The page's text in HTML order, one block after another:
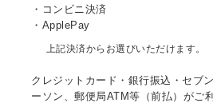
・コンビニ決済
・ApplePay
上記決済からお選びいただけます。
クレジットカード・銀行振込・セブ
ーソン、郵便局ATM等（前払）がご